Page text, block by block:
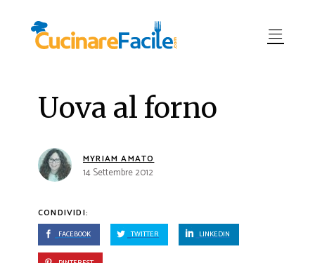
Uova al forno
MYRIAM AMATO
14 Settembre 2012
CONDIVIDI:
FACEBOOK TWITTER LINKEDIN